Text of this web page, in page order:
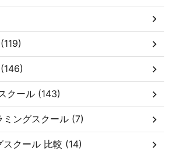
クール (143)
ミングスクール (7)
スクール 比較 (14)